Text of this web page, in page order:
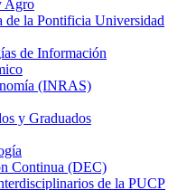
Agro
de la Pontificia Universidad
de Información
(INRAS)
y Graduados
Continua (DEC)
de la PUCP